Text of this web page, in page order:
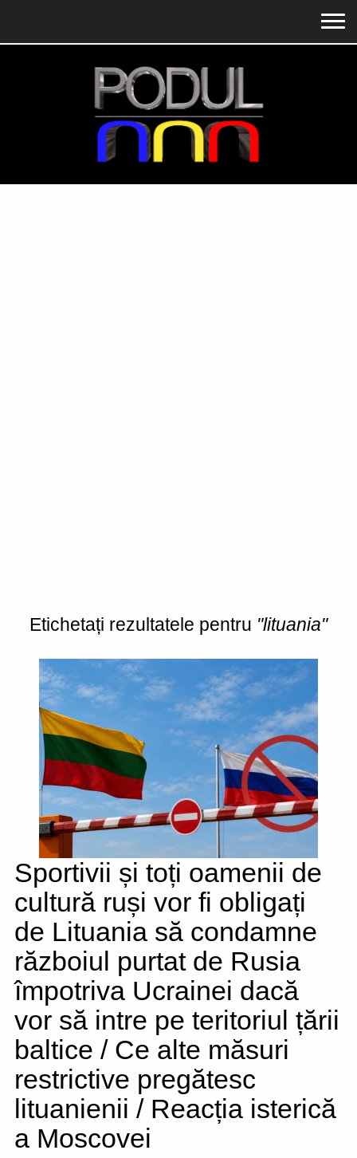
Etichetați rezultatele pentru "lituania"
Sportivii și toți oamenii de
cultură ruși vor fi obligați
de Lituania să condamne
războiul purtat de Rusia
împotriva Ucrainei dacă
vor să intre pe teritoriul țării
baltice / Ce alte măsuri
restrictive pregătesc
lituanienii / Reacția isterică
a Moscovei